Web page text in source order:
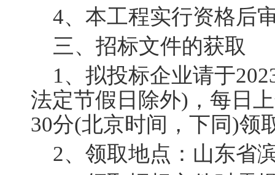
4、本工程实行资格后
三、招标文件的获取
1 、拟投标企业请于
法定节假日除外) ，每日
30分(北京时间，下同)领
2、领取地点：山东省